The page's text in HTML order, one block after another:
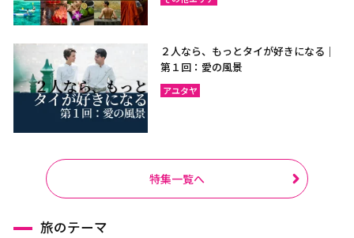
２人なら、もっとタイが好きになる｜
第１回：愛の風景
アユタヤ
特集一覧へ
旅のテーマ